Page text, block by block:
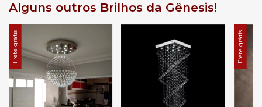
Alguns outros Brilhos da Gênesis!
Frete grátis Frete grátis